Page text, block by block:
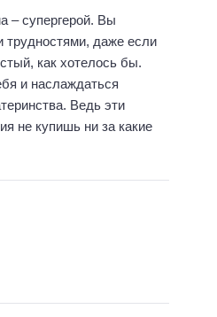
– супергерой. Вы
даже если
как хотелось бы.
и наслаждаться
Ведь эти
не купишь ни за какие